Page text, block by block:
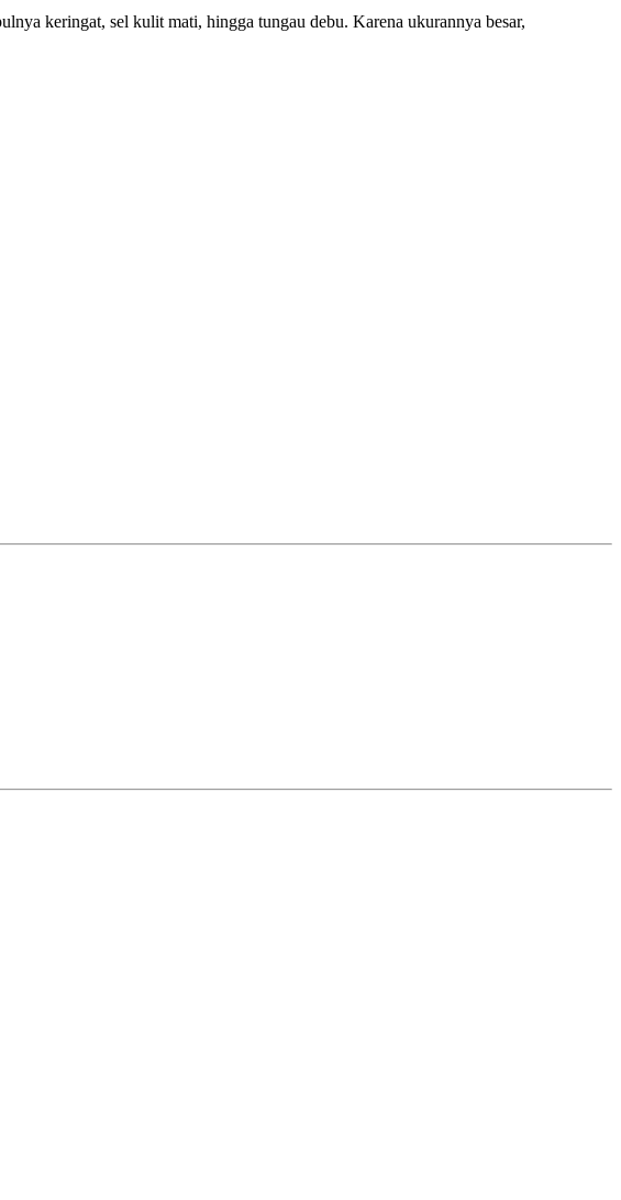
keringat, sel kulit mati, hingga tungau debu. Karena ukurannya besar,